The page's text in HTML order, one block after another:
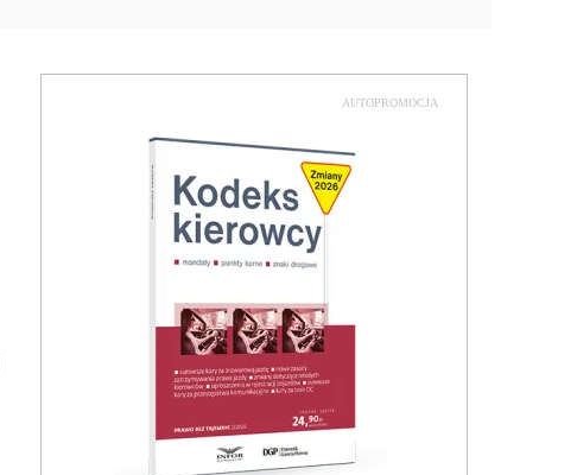
AUTOPROMOCJA